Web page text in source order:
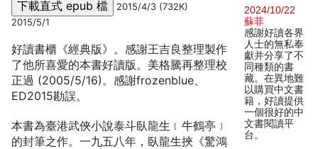
2015/4/3 (732K)
2015/5/1
好讀書櫃《經典版》。感謝王吉良整理製作
了他所喜愛的本書好讀版。美格騰再整理校
正過 (2005/5/16)。感謝frozenblue、
ED2015勘誤。
本書為臺港武俠小說泰斗臥龍生﹝牛鶴亭﹞
的封筆之作。一九五八年，臥龍生挾《驚鴻
2024/10/22
蘇菲
感謝好讀各界
人士的無私奉
獻并分享了不
同種類的書
藏。在異地難
以購買中文書
籍，好讀提供
一個很好的中
文書閱讀平
台。